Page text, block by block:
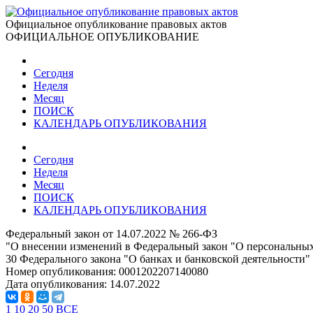
Официальное опубликование правовых актов
ОФИЦИАЛЬНОЕ ОПУБЛИКОВАНИЕ
Сегодня
Неделя
Месяц
ПОИСК
КАЛЕНДАРЬ ОПУБЛИКОВАНИЯ
Сегодня
Неделя
Месяц
ПОИСК
КАЛЕНДАРЬ ОПУБЛИКОВАНИЯ
Федеральный закон от 14.07.2022 № 266-ФЗ
"О внесении изменений в Федеральный закон "О
30 Федерального закона "О банках и банковской деятельности"
Номер опубликования: 0001202207140080
Дата опубликования: 14.07.2022
1 10 20 50 ВСЕ